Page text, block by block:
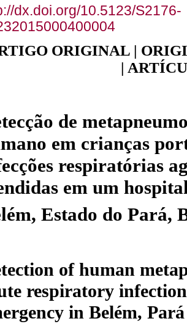
dx.doi.org/10.5123/S2176-
ORIGINAL |
|
de
em crianças
respiratórias
em um
Estado do Pará,
of human
respiratory
in Belém,